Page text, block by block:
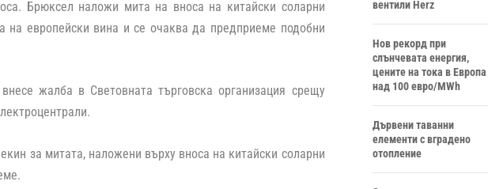
Брюксел наложи мита на вноса на китайски соларни
на европейски вина и се очаква да предприеме подобни
жалба в Световната търговска организация срещу
за митата, наложени върху вноса на китайски соларни
вентили Herz
Нов рекорд при
слънчевата енергия,
цените на тока в Европа
над 100 евро/MWh
Дървени таванни
елементи с вградено
отопление